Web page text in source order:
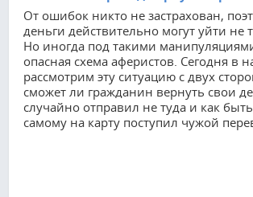
От ошибок никто не застрахован,
деньги действительно могут уйти не
Но иногда под такими
опасная схема аферистов. Сегодня в
рассмотрим эту ситуацию с двух
сможет ли гражданин вернуть свои
случайно отправил не туда и как
самому на карту поступил чужой